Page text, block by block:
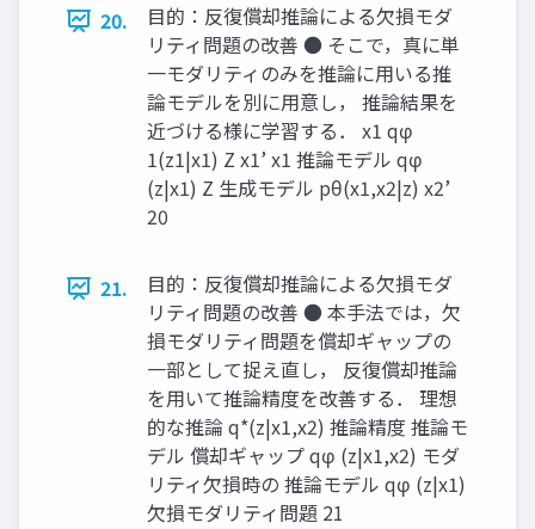
20.
目的：反復償却推論による欠損モダ
リティ問題の改善 ● そこで，真に単
一モダリティのみを推論に用いる推
論モデルを別に用意し， 推論結果を
近づける様に学習する． x1 qφ
1(z1|x1) Z x1’ x1 推論モデル qφ
(z|x1) Z 生成モデル pθ(x1,x2|z) x2’
20
21.
目的：反復償却推論による欠損モダ
リティ問題の改善 ● 本手法では，欠
損モダリティ問題を償却ギャップの
一部として捉え直し， 反復償却推論
を用いて推論精度を改善する． 理想
的な推論 q*(z|x1,x2) 推論精度 推論モ
デル 償却ギャップ qφ (z|x1,x2) モダ
リティ欠損時の 推論モデル qφ (z|x1)
欠損モダリティ問題 21